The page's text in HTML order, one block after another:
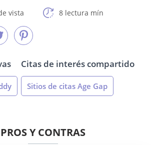
vista
8 lectura mín
Citas de interés compartido
Sitios de citas Age Gap
PROS Y CONTRAS